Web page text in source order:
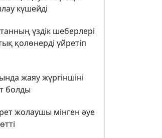
күшейді
үздік шеберлері
қолөнерді үйретіп
жаяу жүргіншіні
болды
жолаушы мінген әуе